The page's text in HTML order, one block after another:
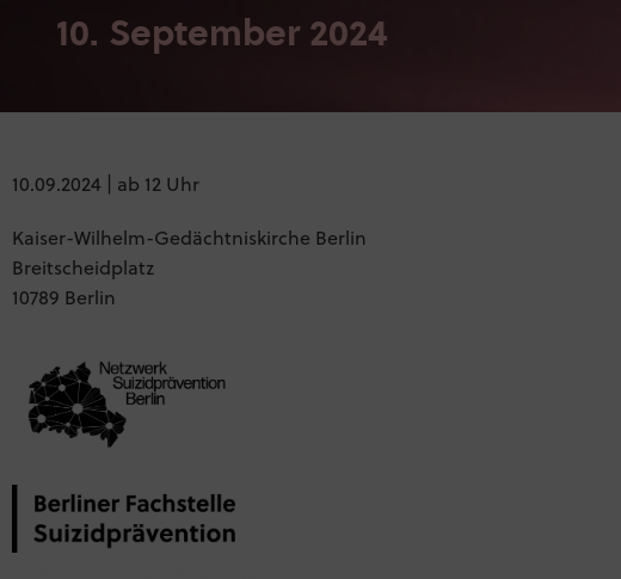
10. September 2024
10.09.2024 | ab 12 Uhr
Kaiser-Wilhelm-Gedächtniskirche Berlin
Breitscheidplatz
10789 Berlin